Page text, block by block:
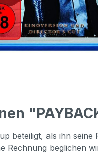
beteiligt, als ihn
Rechnung beglichen